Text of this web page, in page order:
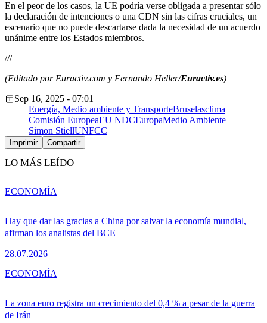
En el peor de los casos, la UE podría verse obligada a presentar sólo
la declaración de intenciones o una CDN sin las cifras cruciales, un
escenario que no puede descartarse dada la necesidad de un acuerdo
unánime entre los Estados miembros.
///
(Editado por Euractiv.com y Fernando Heller/Euractiv.es)
Sep 16, 2025 - 07:01
Energía, Medio ambiente y TransporteBruselasclima
Comisión EuropeaEU NDCEuropaMedio Ambiente
Simon StiellUNFCC
Imprimir Compartir
LO MÁS LEÍDO
Hay que dar las gracias a China por salvar la economía mundial,
afirman los analistas del BCE
28.07.2026
ECONOMÍA
La zona euro registra un crecimiento del 0,4 % a pesar de la guerra
de Irán
ECONOMÍA